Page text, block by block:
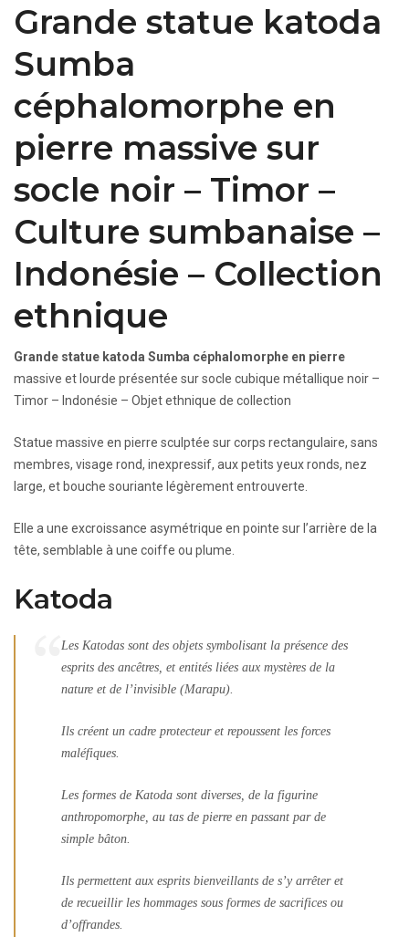
Grande statue katoda
Sumba
céphalomorphe en
pierre massive sur
socle noir – Timor –
Culture sumbanaise –
Indonésie – Collection
ethnique
Grande statue katoda Sumba céphalomorphe en pierre
massive et lourde présentée sur socle cubique métallique noir –
Timor – Indonésie – Objet ethnique de collection
Statue massive en pierre sculptée sur corps rectangulaire, sans
membres, visage rond, inexpressif, aux petits yeux ronds, nez
large, et bouche souriante légèrement entrouverte.
Elle a une excroissance asymétrique en pointe sur l’arrière de la
tête, semblable à une coiffe ou plume.
Katoda
Les Katodas sont des objets symbolisant la présence des
esprits des ancêtres, et entités liées aux mystères de la
nature et de l’invisible (Marapu).
Ils créent un cadre protecteur et repoussent les forces
maléfiques.
Les formes de Katoda sont diverses, de la figurine
anthropomorphe, au tas de pierre en passant par de
simple bâton.
Ils permettent aux esprits bienveillants de s’y arrêter et
de recueillir les hommages sous formes de sacrifices ou
d’offrandes.